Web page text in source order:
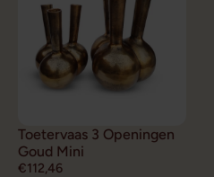
Toetervaas 3 Openingen
Goud Mini
€112,46